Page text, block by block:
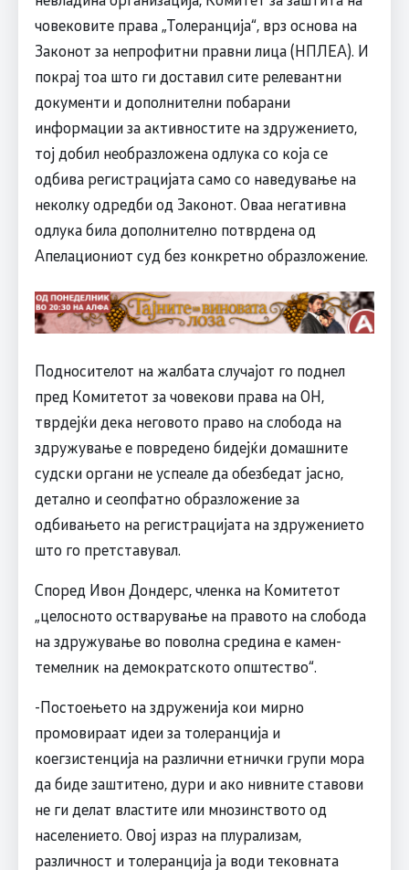
човековите права „Толеранција“, врз основа на
Законот за непрофитни правни лица (НПЛЕА). И
покрај тоа што ги доставил сите релевантни
документи и дополнителни побарани
информации за активностите на здружението,
тој добил необразложена одлука со која се
одбива регистрацијата само со наведување на
неколку одредби од Законот. Оваа негативна
одлука била дополнително потврдена од
Апелациониот суд без конкретно образложение.
Подносителот на жалбата случајот го поднел
пред Комитетот за човекови права на ОН,
тврдејќи дека неговото право на слобода на
здружување е повредено бидејќи домашните
судски органи не успеале да обезбедат јасно,
детално и сеопфатно образложение за
одбивањето на регистрацијата на здружението
што го претставувал.
Според Ивон Дондерс, членка на Комитетот
„целосното остварување на правото на слобода
на здружување во поволна средина е камен-
темелник на демократското општество“.
-Постоењето на здруженија кои мирно
промовираат идеи за толеранција и
коегзистенција на различни етнички групи мора
да биде заштитено, дури и ако нивните ставови
не ги делат властите или мнозинството од
населението. Овој израз на плурализам,
различност и толеранција ја води тековната